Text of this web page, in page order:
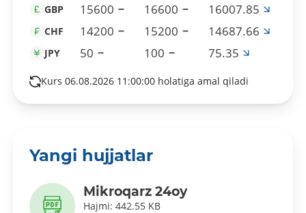
GBP 15600 16600 16007.85
CHF 14200 15200 14687.66
JPY 50 100 75.35
Kurs 06.08.2026 11:00:00 holatiga amal qiladi
Yangi hujjatlar
Mikroqarz 24oy
Hajmi: 442.55 KB